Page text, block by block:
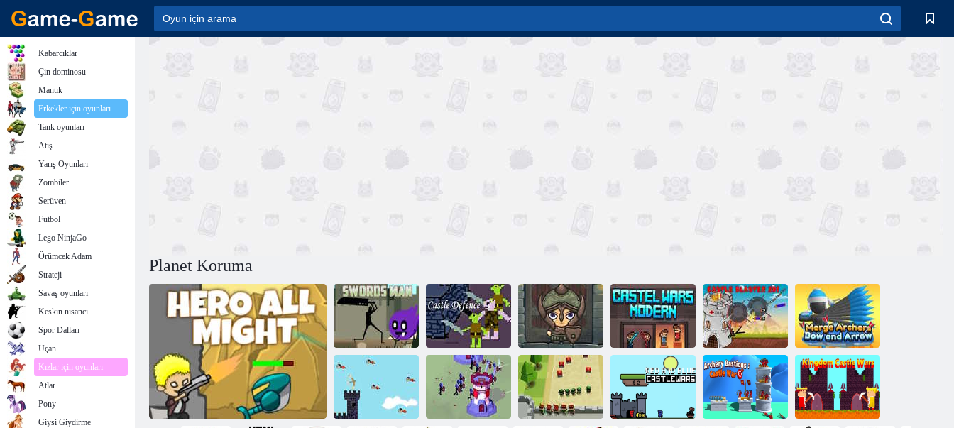
Planet Koruma
Kılıç ustası Kale Savunması
War of Castle:
Rush royale ve
Sürükle ve Bırak
Kale Savaşları
Modern
Castle Blaster
2D!
Okçuların Yay
ve Oklarını
Birleştir
Kabarcıklar
Çin dominosu
Mantık
Erkekler için oyunları
Tank oyunları
Atış
Yarış Oyunları
Zombiler
Serüven
Futbol
Lego NinjaGo
Örümcek Adam
Strateji
Savaş oyunları
Keskin nisanci
Spor Dalları
Uçan
Kızlar için oyunları
Atlar
Pony
Giysi Giydirme